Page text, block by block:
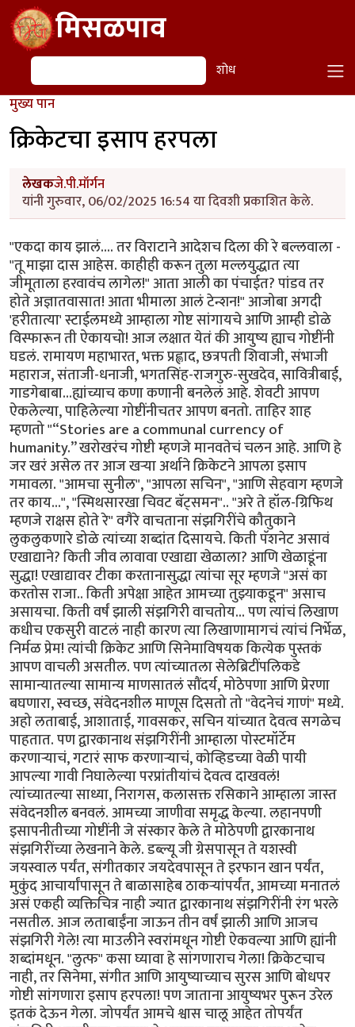
Skip to main contentमिसळपाव
शोध शोध
मुख्य पान
क्रिकेटचा इसाप हरपला
लेखकजे.पी.मॉर्गन
यांनी गुरुवार, 06/02/2025 16:54 या दिवशी प्रकाशित केले.
"एकदा काय झालं.... तर विराटाने आदेशच दिला की रे बल्लवाला -
"तू माझा दास आहेस. काहीही करून तुला मल्लयुद्धात त्या
जीमूताला हरवावंच लागेल!" आता आली का पंचाईत? पांडव तर
होते अज्ञातवासात! आता भीमाला आलं टेन्शन!" आजोबा अगदी
'हरीतात्या' स्टाईलमध्ये आम्हाला गोष्ट सांगायचे आणि आम्ही डोळे
विस्फारून ती ऐकायचो! आज लक्षात येतं की आयुष्य ह्याच गोष्टींनी
घडलं. रामायण महाभारत, भक्त प्रह्लाद, छत्रपती शिवाजी, संभाजी
महाराज, संताजी-धनाजी, भगतसिंह-राजगुरु-सुखदेव, सावित्रीबाई,
गाडगेबाबा...ह्यांच्याच कणा कणानी बनलेलं आहे. शेवटी आपण
ऐकलेल्या, पाहिलेल्या गोष्टींनीचतर आपण बनतो. ताहिर शाह
म्हणतो "“Stories are a communal currency of
humanity.” खरोखरंच गोष्टी म्हणजे मानवतेचं चलन आहे. आणि हे
जर खरं असेल तर आज खर्‍या अर्थाने क्रिकेटने आपला इसाप
गमावला. "आमचा सुनील", "आपला सचिन", "आणि सेहवाग म्हणजे
तर काय...", "स्मिथसारखा चिवट बॅट्समन".. "अरे ते हॉल-ग्रिफिथ
म्हणजे राक्षस होते रे" वगैरे वाचताना संझगिरींचे कौतुकाने
लुकलुकणारे डोळे त्यांच्या शब्दांत दिसायचे. किती पॅशनेट असावं
एखाद्याने? किती जीव लावावा एखाद्या खेळाला? आणि खेळाडूंना
सुद्धा! एखाद्यावर टीका करतानासुद्धा त्यांचा सूर म्हणजे "असं का
करतोस राजा.. किती अपेक्षा आहेत आमच्या तुझ्याकडून" असाच
असायचा. किती वर्षं झाली संझगिरी वाचतोय... पण त्यांचं लिखाण
कधीच एकसुरी वाटलं नाही कारण त्या लिखाणामागचं त्यांचं निर्भेळ,
निर्मळ प्रेम! त्यांची क्रिकेट आणि सिनेमाविषयक कित्येक पुस्तकं
आपण वाचली असतील. पण त्यांच्यातला सेलेब्रिटींपलिकडे
सामान्यातल्या सामान्य माणसातलं सौंदर्य, मोठेपणा आणि प्रेरणा
बघणारा, स्वच्छ, संवेदनशील माणूस दिसतो तो "वेदनेचं गाणं" मध्ये.
अहो लताबाई, आशाताई, गावसकर, सचिन यांच्यात देवत्व सगळेच
पाहतात. पण द्वारकानाथ संझगिरींनी आम्हाला पोस्टमॉर्टेम
करणार्‍याचं, गटारं साफ करणार्‍याचंं, कोव्हिडच्या वेळी पायी
आपल्या गावी निघालेल्या परप्रांतीयांचं देवत्व दाखवलं!
त्यांच्यातल्या साध्या, निरागस, कलासक्त रसिकाने आम्हाला जास्त
संवेदनशील बनवलं. आमच्या जाणीवा समृद्ध केल्या. लहानपणी
इसापनीतीच्या गोष्टींनी जे संस्कार केले ते मोठेपणी द्वारकानाथ
संझगिरींच्या लेखनाने केले. डब्ल्यू जी ग्रेसपासून ते यशस्वी
जयस्वाल पर्यंत, संगीतकार जयदेवपासून ते इरफान खान पर्यंत,
मुकुंद आचार्यांपासून ते बाळासाहेब ठाकर्‍यांपर्यंत, आमच्या मनातलं
असं एकही व्यक्तिचित्र नाही ज्यात द्वारकानाथ संझगिरींनी रंग भरले
नसतील. आज लताबाईंना जाऊन तीन वर्षं झाली आणि आजच
संझगिरी गेले! त्या माउलीने स्वरांमधून गोष्टी ऐकवल्या आणि ह्यांनी
शब्दांमधून. "लुत्फ" कसा घ्यावा हे सांगणाराच गेला! क्रिकेटचाच
नाही, तर सिनेमा, संगीत आणि आयुष्याच्याच सुरस आणि बोधपर
गोष्टी सांगणारा इसाप हरपला! पण जाताना आयुष्यभर पुरून उरेल
इतकं देऊन गेला. जोपर्यंत आमचे श्वास चालू आहेत तोपर्यंत